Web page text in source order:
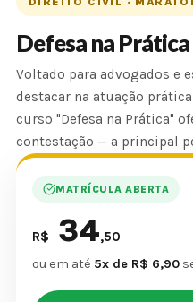
Defesa na Prática
Voltado para advogados e
destacar na atuação
curso "Defesa na Prática"
contestação — a principal
MATRÍCULA ABERTA
R$ 34,50
ou em até 5x de R$ 6,90